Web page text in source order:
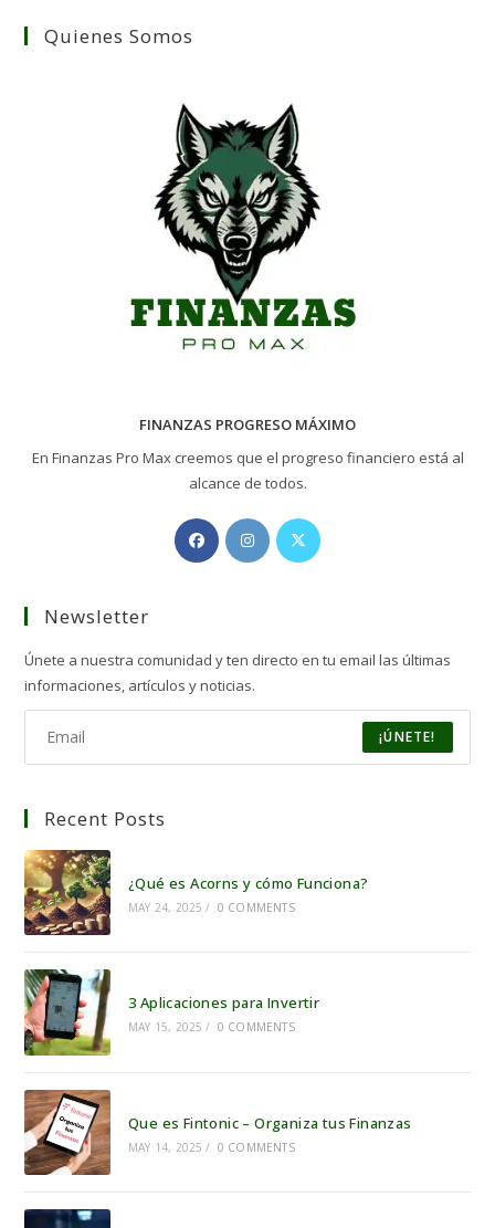
Quienes Somos
FINANZAS PROGRESO MÁXIMO
En Finanzas Pro Max creemos que el progreso financiero está al
alcance de todos.
Opens
in
Opens
in
Opens
Newsletter
Únete a nuestra comunidad y ten directo en tu email las últimas
informaciones, artículos y noticias.
¡ÚNETE!
Recent Posts
¿Qué es Acorns y cómo Funciona?
MAY 24, 2025 / 0 COMMENTS
3 Aplicaciones para Invertir
MAY 15, 2025 / 0 COMMENTS
Que es Fintonic – Organiza tus Finanzas
MAY 14, 2025 / 0 COMMENTS